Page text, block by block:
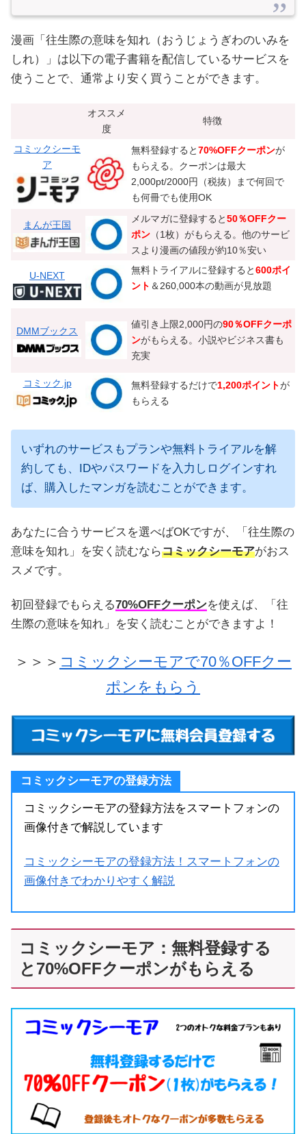
漫画「往生際の意味を知れ（おうじょうぎわのいみを
しれ）」は以下の電子書籍を配信しているサービスを
使うことで、通常より安く買うことができます。
オススメ
度
特徴
コミックシーモ
ア
無料登録すると 70%OFFクーポンが
もらえる。クーポンは最大
2,000pt/2000円（税抜）まで何回で
も何冊でも使用OK
まんが王国
メルマガに登録すると 50％OFFクー
ポン （1枚）がもらえる。他のサービ
スより漫画の値段が約10％安い
U-NEXT
無料トライアルに登録すると 600ポイ
ント ＆260,000本の動画が見放題
DMMブックス
値引き上限2,000円の90％OFFクーポ
ンがもらえる。小説やビジネス書も
充実
コミック.jp 無料登録するだけで1,200ポイントが
もらえる
いずれのサービスもプランや無料トライアルを解
約しても、IDやパスワードを入力しログインすれ
ば、購入したマンガを読むことができます。
あなたに合うサービスを選べばOKですが、「往生際の
意味を知れ」を安く読むならコミックシーモアがおス
スメです。
初回登録でもらえる70%OFFクーポンを使えば、「往
生際の意味を知れ」を安く読むことができますよ！
＞＞＞ コミックシーモアで70％OFFクー
ポンをもらう
コミックシーモアの登録方法
コミックシーモアの登録方法をスマートフォンの
画像付きで解説しています
コミックシーモアの登録方法！スマートフォンの
画像付きでわかりやすく解説
コミックシーモア：無料登録する
と70%OFFクーポンがもらえる